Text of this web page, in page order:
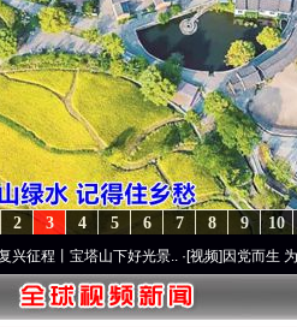
10
9
8
7
6
5
4
3
2
宝塔山下好光景..·[视频]因党而生 为党而